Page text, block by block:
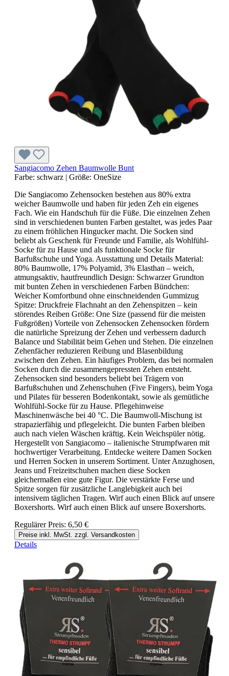
Sangiacomo Zehen Baumwolle Bunt
Farbe: schwarz | Größe: OneSize
Die Sangiacomo Zehensocken bestehen aus 80% extra
weicher Baumwolle und haben für jeden Zeh ein eigenes
Fach. Wie ein Handschuh für die Füße. Die einzelnen Zehen
sind in verschiedenen bunten Farben gestaltet, was jedes Paar
zu einem fröhlichen Hingucker macht. Die Socken sind
beliebt als Geschenk für Freunde und Familie, als Wohlfühl-
Socke für zu Hause und als funktionale Socke für
Barfußschuhe und Yoga. Ausstattung und Details Material:
80% Baumwolle, 17% Polyamid, 3% Elasthan – weich,
atmungsaktiv, hautfreundlich Design: Schwarzer Grundton
mit bunten Zehen in verschiedenen Farben Bündchen:
Weicher Komfortbund ohne einschneidenden Gummizug
Spitze: Druckfreie Flachnaht an den Zehenspitzen – kein
störendes Reiben Größe: One Size (passend für die meisten
Fußgrößen) Vorteile von Zehensocken Zehensocken fördern
die natürliche Spreizung der Zehen und verbessern dadurch
Balance und Stabilität beim Gehen und Stehen. Die einzelnen
Zehenfächer reduzieren Reibung und Blasenbildung
zwischen den Zehen. Ein häufiges Problem, das bei normalen
Socken durch die zusammengepressten Zehen entsteht.
Zehensocken sind besonders beliebt bei Trägern von
Barfußschuhen und Zehenschuhen (Five Fingers), beim Yoga
und Pilates für besseren Bodenkontakt, sowie als gemütliche
Wohlfühl-Socke für zu Hause. Pflegehinweise
Maschinenwäsche bei 40 °C. Die Baumwoll-Mischung ist
strapazierfähig und pflegeleicht. Die bunten Farben bleiben
auch nach vielen Wäschen kräftig. Kein Weichspüler nötig.
Hergestellt von Sangiacomo – italienische Strumpfwaren mit
hochwertiger Verarbeitung. Entdecke weitere Damen Socken
und Herren Socken in unserem Sortiment. Unter Anzughosen,
Jeans und Freizeitschuhen machen diese Socken
gleichermaßen eine gute Figur. Die verstärkte Ferse und
Spitze sorgen für zusätzliche Langlebigkeit auch bei
intensivem täglichen Tragen. Wirf auch einen Blick auf unsere
Boxershorts. Wirf auch einen Blick auf unsere Boxershorts.
Regulärer Preis: 6,50 €
Preise inkl. MwSt. zzgl. Versandkosten
Details